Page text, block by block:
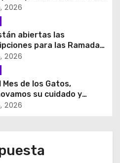
2026
abiertas las
para las Ramadas
Patrias 2026!
2026
Mes de los Gatos,
su cuidado y
responsable!
2026